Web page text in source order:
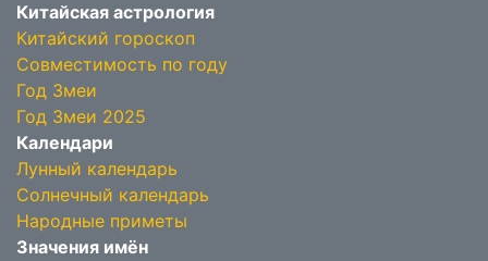
Китайская астрология
Китайский гороскоп
Совместимость по году
Год Змеи
Год Змеи 2025
Календари
Лунный календарь
Солнечный календарь
Народные приметы
Значения имён